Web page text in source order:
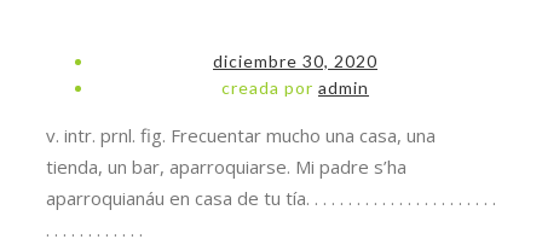
diciembre 30, 2020
creada por admin
v. intr. prnl. fig. Frecuentar mucho una casa, una
tienda, un bar, aparroquiarse. Mi padre s’ha
aparroquianáu en casa de tu tía. . . . . . . . . . . . . . . . . . . . . . .
. . . . . . . . . . . .